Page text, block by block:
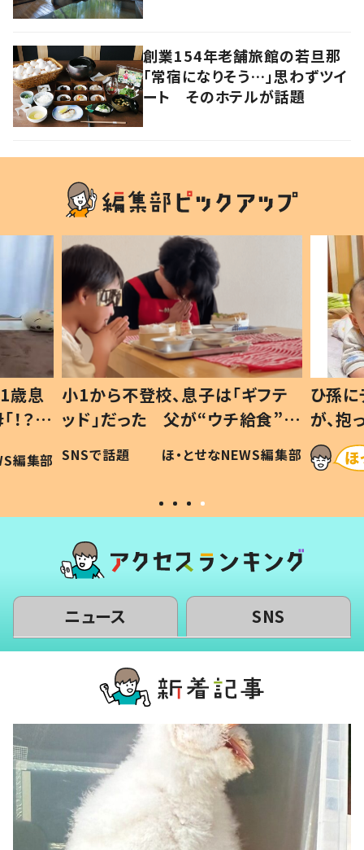
創業154年老舗旅館の若旦那
「常宿になりそう…」思わずツイ
ート そのホテルが話題
歳息
？」
編集部
小1から不登校、息子は「ギフテ
ッド」だった 父が“ウチ給食”を
作り続ける理由とは #令和の親
#令和の子
SNSで話題 ほ・とせなNEWS編集部
ひ孫
が、
「涙が
い」
ニュース SNS